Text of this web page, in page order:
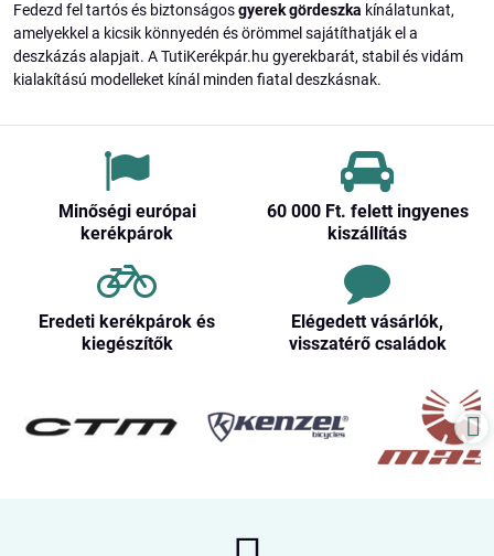
Fedezd fel tartós és biztonságosgyerek gördeszka kínálatunkat,
amelyekkel a kicsik könnyedén és örömmel sajátíthatják el a
deszkázás alapjait. A TutiKerékpár.hu gyerekbarát, stabil és vidám
kialakítású modelleket kínál minden fiatal deszkásnak.
Minőségi európai
kerékpárok
60 000 Ft​. felett ingyenes
kiszállítás
Eredeti kerékpárok és
kiegészítők
Elégedett vásárlók,
visszatérő családok